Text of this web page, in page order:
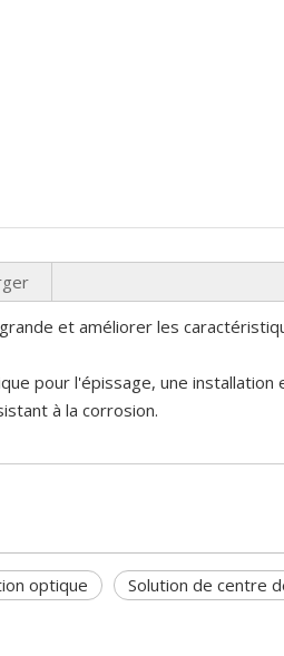
et améliorer les
pour l'épissage, une installation
à la corrosion.
optique Solution de centre